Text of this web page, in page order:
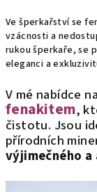
Ve šperkařství se
vzácnosti a
rukou šperkaře, se
eleganci a
V mé nabídce
fenakitem,
čistotu. Jsou
přírodních
výjimečného